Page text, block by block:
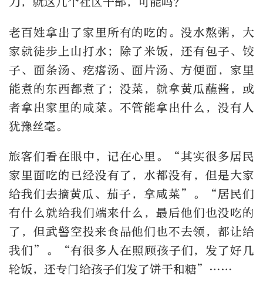
老百姓拿出了家里所有的吃的。没水熬粥，大
家就徒步上山打水；除了米饭，还有包子、饺
子、面条汤、疙瘩汤、面片汤、方便面，家里
能煮的东西都煮了；没菜，就拿黄瓜蘸酱，或
者拿出家里的咸菜。不管能拿出什么，没有人
犹豫丝毫。
旅客们看在眼中，记在心里。“其实很多居民
家里面吃的已经没有了，水都没有，但是大家
给我们去摘黄瓜、茄子，拿咸菜”。“居民们
有什么就给我们端来什么，最后他们也没吃的
了，但武警空投来食品他们也不去领，都让给
我们”。“有很多人在照顾孩子们，发了好几
轮饭，还专门给孩子们发了饼干和糖”……